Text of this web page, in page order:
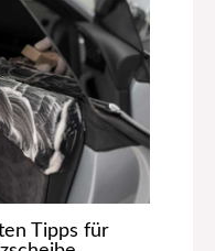
Tipps für